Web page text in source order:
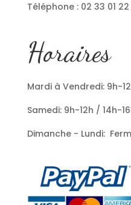
Téléphone : 02 33 01
Horaires
Mardi à Vendredi: 9h-
Samedi: 9h-12h / 14h-
Dimanche - Lundi: